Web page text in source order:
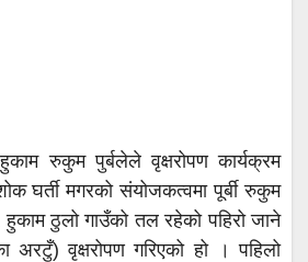
रुकुम पुर्बलेले वृक्षरोपण कार्यक्रम
घर्ती मगरको संयोजकत्वमा पूर्बी रुकुम
हुकाम ठुलो गाउँको तल रहेको पहिरो जाने
अरटुँ) वृक्षरोपण गरिएको हो । पहिलो